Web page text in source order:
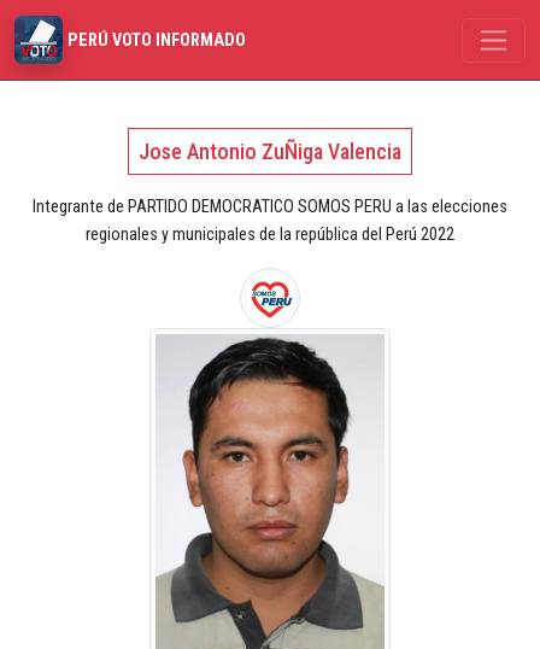
PERÚ VOTO INFORMADO
Jose Antonio ZuÑiga Valencia
Integrante de PARTIDO DEMOCRATICO SOMOS PERU a las elecciones
regionales y municipales de la república del Perú 2022